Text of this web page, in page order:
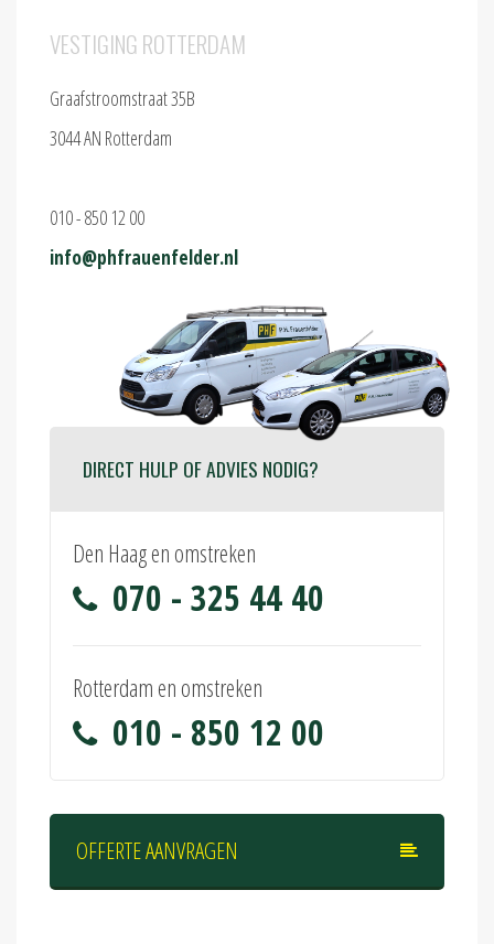
VESTIGING ROTTERDAM
Graafstroomstraat 35B
3044 AN Rotterdam
010 - 850 12 00
info@phfrauenfelder.nl
DIRECT HULP OF ADVIES NODIG?
Den Haag en omstreken
070 - 325 44 40
Rotterdam en omstreken
010 - 850 12 00
OFFERTE AANVRAGEN